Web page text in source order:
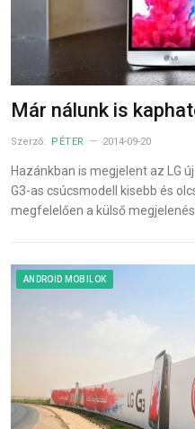
Már nálunk is
Szerző: PÉTER 2014-09-20
Hazánkban is megjelent az LG
G3-as csúcsmodell kisebb és
megfelelően a külső
ANDROID MOBILOK